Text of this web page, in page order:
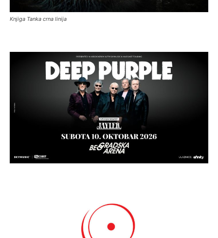
Knjiga Tanka crna linija